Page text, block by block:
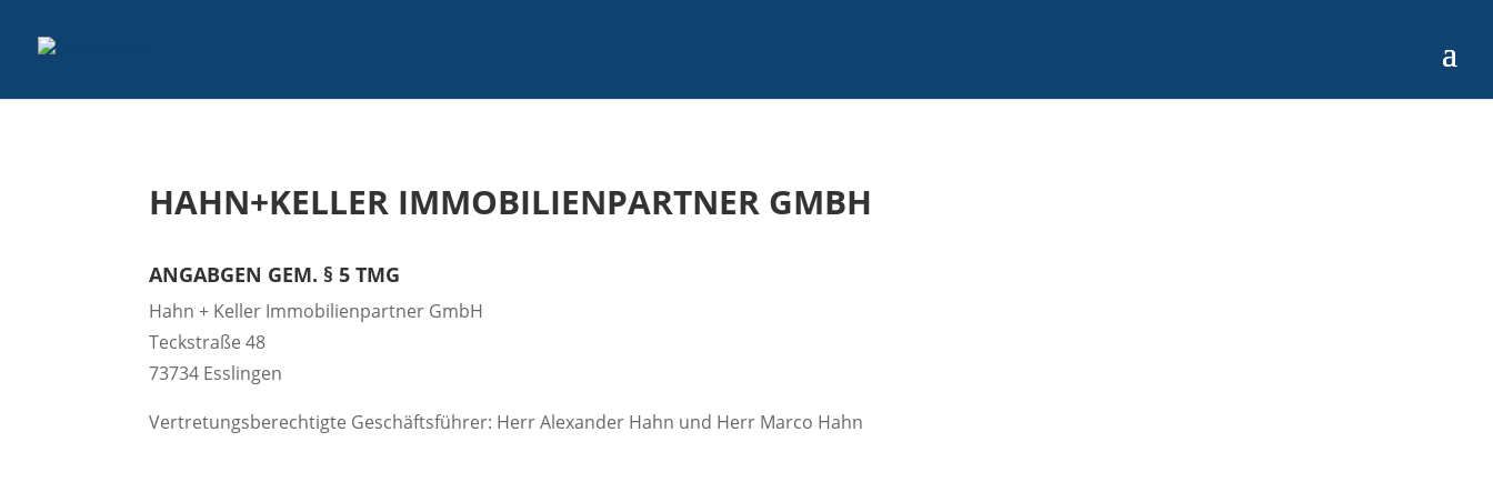
HAHN+KELLER IMMOBILIENPARTNER GMBH
ANGABGEN GEM. § 5 TMG
Hahn + Keller Immobilienpartner GmbH
Teckstraße 48
73734 Esslingen
Vertretungsberechtigte Geschäftsführer: Herr Alexander Hahn und Herr Marco Hahn